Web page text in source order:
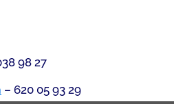
98 27
– 620 05 93 29